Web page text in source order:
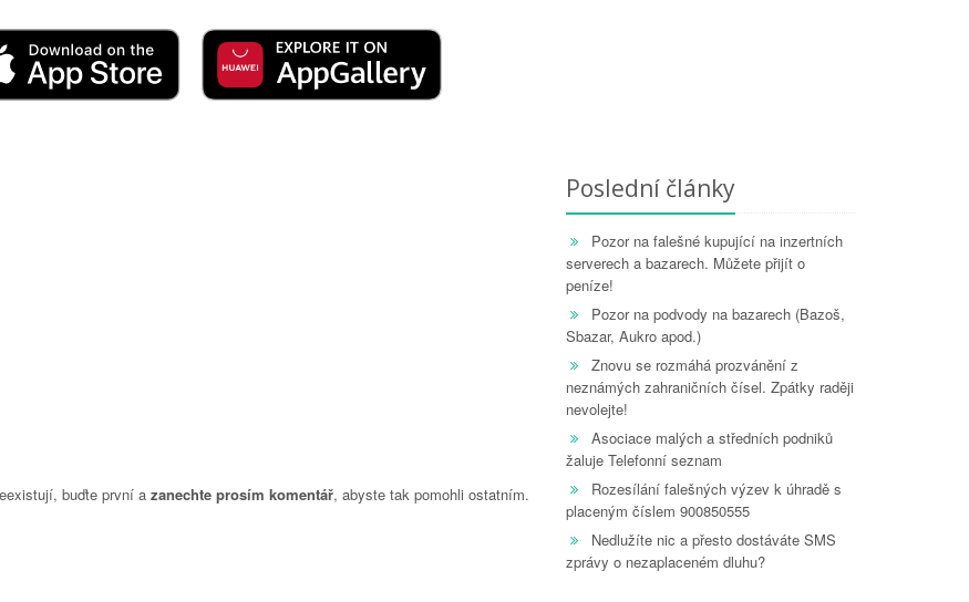
buďte první a zanechte prosím komentář, abyste tak pomohli ostatním.
Poslední články
Pozor na falešné kupující na inzertních
serverech a bazarech. Můžete přijít o
peníze!
Pozor na podvody na bazarech (Bazoš,
Sbazar, Aukro apod.)
Znovu se rozmáhá prozvánění z
neznámých zahraničních čísel. Zpátky raději
nevolejte!
Asociace malých a středních podniků
žaluje Telefonní seznam
Rozesílání falešných výzev k úhradě s
placeným číslem 900850555
Nedlužíte nic a přesto dostáváte SMS
zprávy o nezaplaceném dluhu?